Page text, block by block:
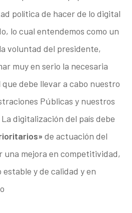
política de hacer de lo digital
lo cual entendemos como un
voluntad del presidente,
muy en serio la necesaria
debe llevar a cabo nuestro
Públicas y nuestros
digitalización del país debe
de actuación del
una mejora en competitividad,
y de calidad y en